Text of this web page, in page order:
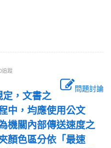
追蹤
問題討論
定，文書之
中，均應使用公文
機關內部傳送速度之
顏色區分依「最速